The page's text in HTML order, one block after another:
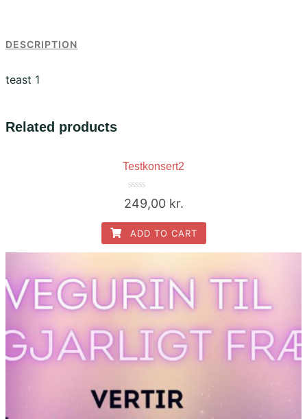
DESCRIPTION
teast 1
Related products
Testkonsert2
Rated
0
of
5
249,00 kr.
ADD TO CART